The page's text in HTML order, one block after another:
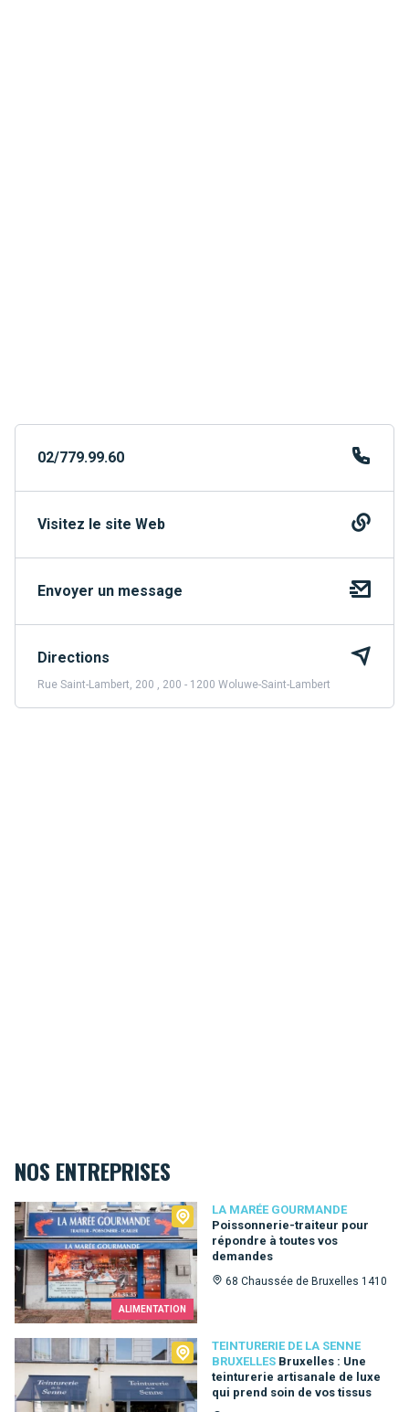
02/779.99.60
Visitez le site Web
Envoyer un message
Directions
Rue Saint-Lambert, 200 , 200 - 1200 Woluwe-Saint-Lambert
NOS ENTREPRISES
ALIMENTATION
LA MARÉE GOURMANDE
Poissonnerie-traiteur pour
répondre à toutes vos
demandes
68 Chaussée de Bruxelles 1410
La Marée Gourmande
TEINTURERIE DE LA SENNE
BRUXELLES Bruxelles : Une
teinturerie artisanale de luxe
qui prend soin de vos tissus
Teinturerie de la Senne Bruxelles